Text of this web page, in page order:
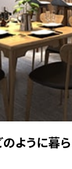
うに暮ら